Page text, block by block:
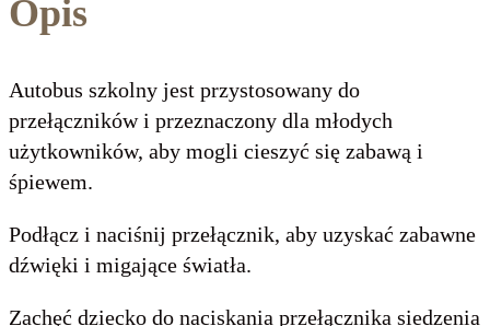
Opis
Autobus szkolny jest przystosowany do
przełączników i przeznaczony dla młodych
użytkowników, aby mogli cieszyć się zabawą i
śpiewem.
Podłącz i naciśnij przełącznik, aby uzyskać zabawne
dźwięki i migające światła.
Zachęć dziecko do naciskania przełącznika siedzenia